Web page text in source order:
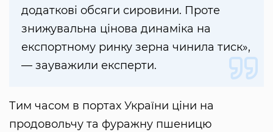
додаткові обсяги сировини. Проте
знижувальна цінова динаміка на
експортному ринку зерна чинила тиск»,
— зауважили експерти.
Тим часом в портах України ціни на
продовольчу та фуражну пшеницю